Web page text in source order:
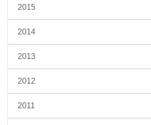
2015
2014
2013
2012
2011